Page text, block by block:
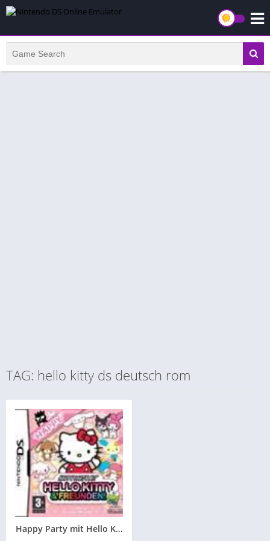
TAG: hello kitty ds deutsch rom
Happy Party mit Hello Kitty und Freunden